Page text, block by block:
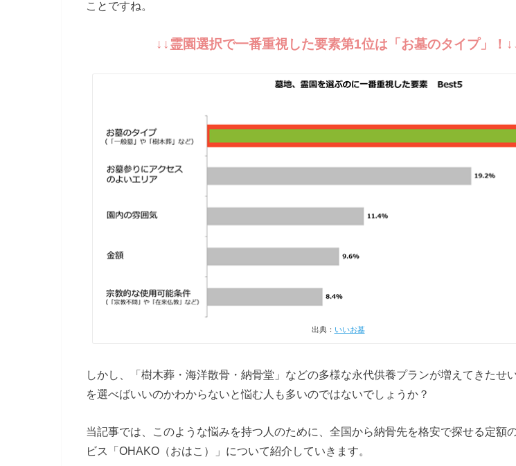
ことですね。
↓↓霊園選択で一番重視した要素第1位は「お墓のタイプ」！
出典： いいお墓
しかし、「樹木葬・海洋散骨・納骨堂」などの多様な永代供養プランが増えてきたせ
を選べばいいのかわからないと悩む人も多いのではないでしょうか？
当記事では、このような悩みを持つ人のために、全国から納骨先を格安で探せる定額
ビス「OHAKO（おはこ）」について紹介していきます。